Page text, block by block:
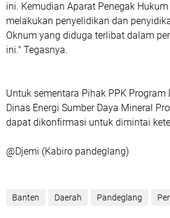
ini. Kemudian Aparat Penegak
melakukan penyelidikan dan
Oknum yang diduga terlibat dalam
ini." Tegasnya.
Untuk sementara Pihak PPK Program
Dinas Energi Sumber Daya Mineral
dapat dikonfirmasi untuk dimintai
@Djemi (Kabiro pandeglang)
Banten Daerah Pandeglang